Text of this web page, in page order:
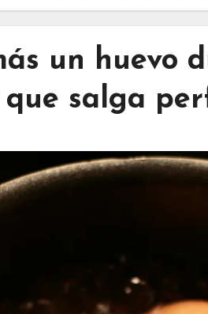
un huevo
salga